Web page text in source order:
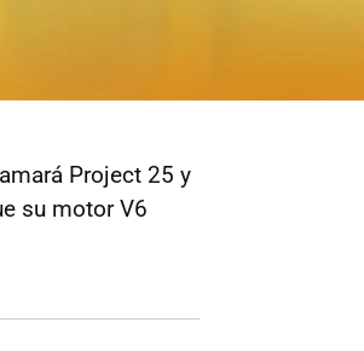
Project 25 y
su motor V6